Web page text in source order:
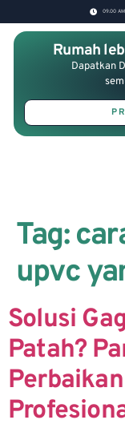
09.00
Rumah
Dapatkan
Tag:
upvc
Solusi
Patah?